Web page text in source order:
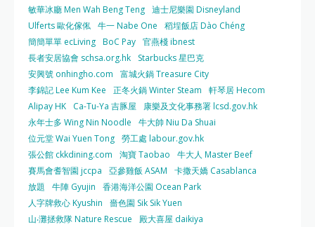
敏華冰廳 Men Wah Beng Teng 迪士尼樂園 Disneyland
Ulferts 歐化傢俬 牛一 Nabe One
稻埕飯店 Dào Chéng
簡簡單單 ecLiving BoC Pay 官燕棧 ibnest
長者安居協會 schsa.org.hk
Starbucks 星巴克
安興號 onhingho.com
富城火鍋 Treasure City
李錦記 Lee Kum Kee
正冬火鍋 Winter Steam
軒琴居 Hecom
Alipay HK
Ca-Tu-Ya 吉豚屋
康樂及文化事務署 lcsd.gov.hk
永年士多 Wing Nin Noodle
牛大帥 Niu Da Shuai
位元堂 Wai Yuen Tong 勞工處 labour.gov.hk
張公館 ckkdining.com
淘寶 Taobao
牛大人 Master Beef
賽馬會耆智園 jccpa
亞參雞飯 ASAM
卡撒天嬌 Casablanca
放題
牛陣 Gyujin
香港海洋公園 Ocean Park
人字牌救心 Kyushin
嗇色園 Sik Sik Yuen
山‧灘拯救隊 Nature Rescue
殿大喜屋 daikiya